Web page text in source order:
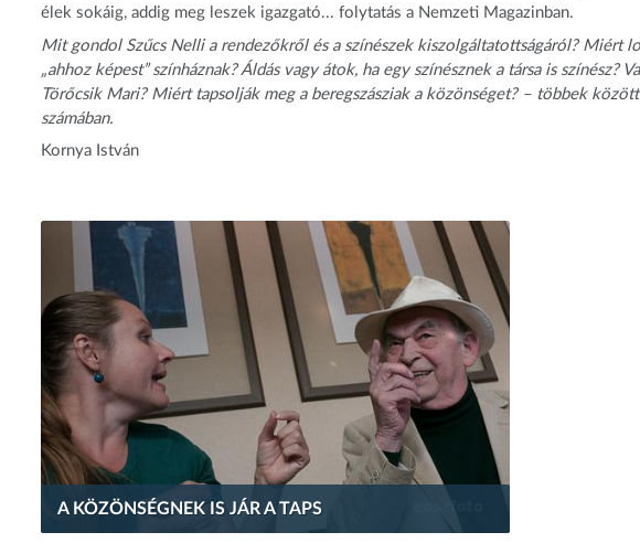
élek sokáig, addig meg leszek igazgató... folytatás a Nemzeti Magazinban.
Mit gondol Szűcs Nelli a rendezőkről és a színészek kiszolgáltatottságáról? Miért
„ahhoz képest” színháznak? Áldás vagy átok, ha egy színésznek a társa is
Törőcsik Mari? Miért tapsolják meg a beregszásziak a közönséget? – többek
számában.
Kornya István
A KÖZÖNSÉGNEK IS JÁR A TAPS